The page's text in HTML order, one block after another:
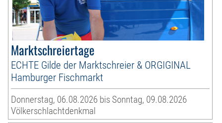
Marktschreiertage
ECHTE Gilde der Marktschreier & ORGIGINAL
Hamburger Fischmarkt
Donnerstag, 06.08.2026 bis Sonntag, 09.08.2026
Völkerschlachtdenkmal